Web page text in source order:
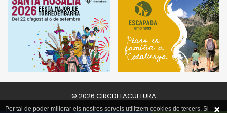
© 2026 CIRCDELACULTURA
Per tal de poder millorar els nostres serveis utilitzem cookies de tercers. Si